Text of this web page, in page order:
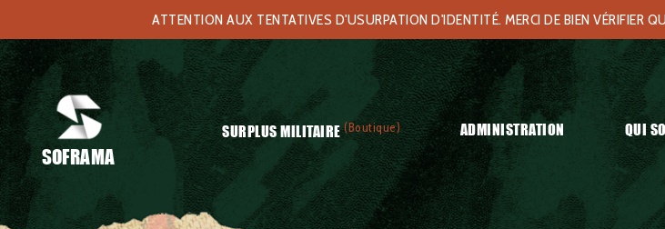
ATTENTION AUX TENTATIVES D'USURPATION D'IDENTITÉ. MERCI DE BIEN VÉRIFIER
SOFRAMA
SURPLUS MILITAIRE (Boutique) ADMINISTRATION QUI
/ Surplus militaire/Vêtements / Sous-vêtements/ T-shirt Suisse